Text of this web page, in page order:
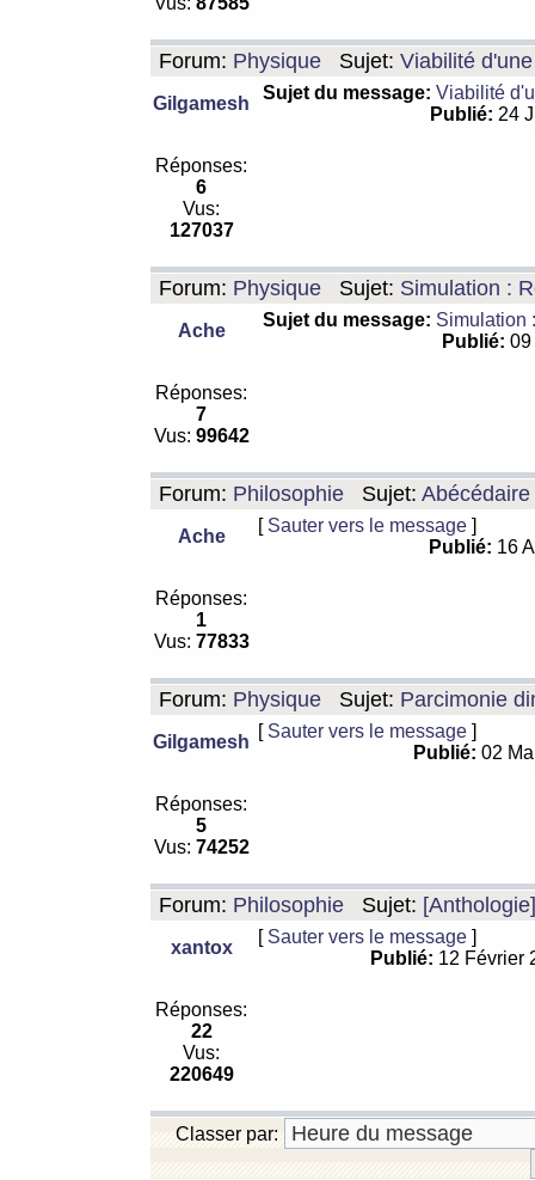
Forum: Physique Sujet: Viabilité
Gilgamesh
Sujet du message: Viabilité
Publié: 24
Réponses:
6
Vus:
127037
Forum: Physique Sujet: Simulation :
Ache
Sujet du message: Simulation
Publié:
Réponses:
7
Vus: 99642
Forum: Philosophie Sujet: Abécédaire
Ache
[ Sauter vers le message ]
Publié: 16
Réponses:
1
Vus: 77833
Forum: Physique Sujet: Parcimonie
Gilgamesh
[ Sauter vers le message ]
Publié: 02
Réponses:
5
Vus: 74252
Forum: Philosophie Sujet:
xantox
[ Sauter vers le message ]
Publié: 12 Février
Réponses:
22
Vus:
220649
Classer par: